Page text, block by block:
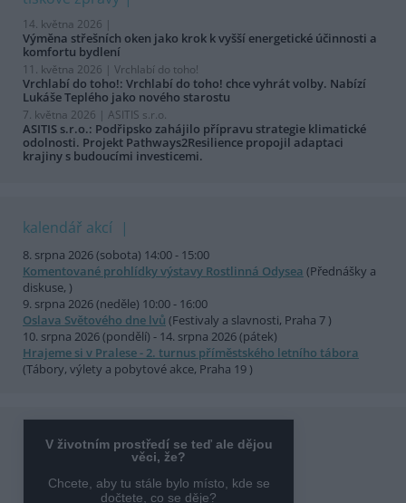
14. května 2026 |
Výměna střešních oken jako krok k vyšší energetické účinnosti a
komfortu bydlení
11. května 2026 | Vrchlabí do toho!
Vrchlabí do toho!: Vrchlabí do toho! chce vyhrát volby. Nabízí
Lukáše Teplého jako nového starostu
7. května 2026 | ASITIS s.r.o.
ASITIS s.r.o.: Podřipsko zahájilo přípravu strategie klimatické
odolnosti. Projekt Pathways2Resilience propojil adaptaci
krajiny s budoucími investicemi.
kalendář akcí
8. srpna 2026 (sobota) 14:00 - 15:00
Komentované prohlídky výstavy Rostlinná Odysea (Přednášky a
diskuse, )
9. srpna 2026 (neděle) 10:00 - 16:00
Oslava Světového dne lvů (Festivaly a slavnosti, Praha 7 )
10. srpna 2026 (pondělí) - 14. srpna 2026 (pátek)
Hrajeme si v Pralese - 2. turnus příměstského letního tábora
(Tábory, výlety a pobytové akce, Praha 19 )